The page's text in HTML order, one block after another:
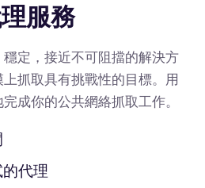
服務
定，接近不可阻擋的解決方
抓取具有挑戰性的目標。用
成你的公共網絡抓取工作。
代理